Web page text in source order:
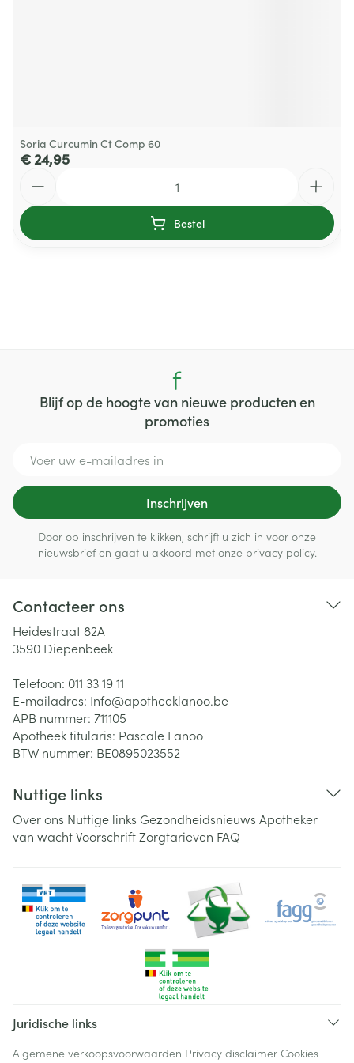
Soria Curcumin Ct Comp 60
€ 24,95
Bestel
Blijf op de hoogte van nieuwe producten en
promoties
Inschrijven
Door op inschrijven te klikken, schrijft u zich in voor onze
nieuwsbrief en gaat u akkoord met onze privacy policy.
Contacteer ons
Heidestraat 82A
3590 Diepenbeek
Telefoon: 011 33 19 11
E-mailadres: Info@apotheeklanoo.be
APB nummer: 711105
Apotheek titularis: Pascale Lanoo
BTW nummer: BE0895023552
Nuttige links
Over ons Nuttige links Gezondheidsnieuws Apotheker
van wachtVoorschriftZorgtarieven FAQ
Juridische links
Algemene verkoopsvoorwaarden Privacy disclaimer Cookies